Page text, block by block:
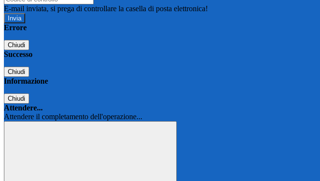
E-mail inviata, si prega di controllare la casella di posta elettronica!
Errore
Chiudi
Successo
Chiudi
Informazione
Chiudi
Attendere...
Attendere il completamento dell'operazione...